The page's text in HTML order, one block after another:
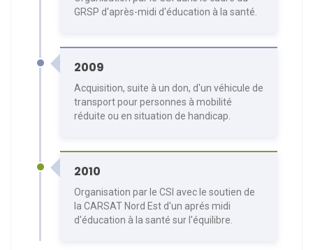
GRSP d'après-midi d'éducation à la santé.
2009
Acquisition, suite à un don, d'un véhicule de
transport pour personnes à mobilité
réduite ou en situation de handicap.
2010
Organisation par le CSI avec le soutien de
la CARSAT Nord Est d'un aprés midi
d'éducation à la santé sur l'équilibre.